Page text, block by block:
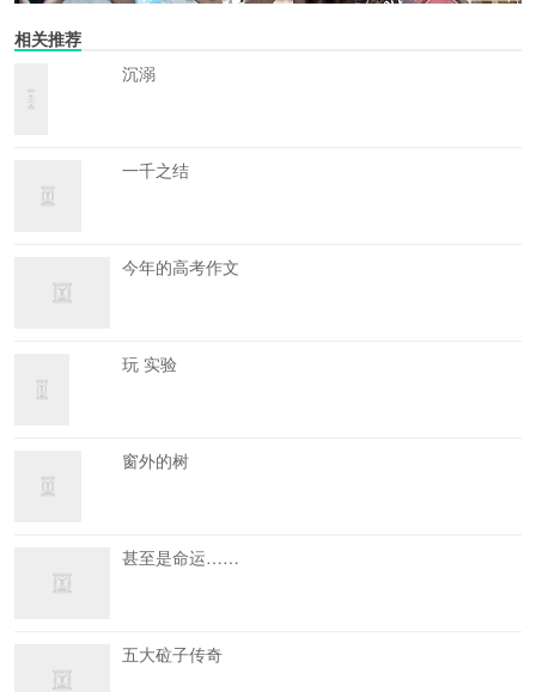
相关推荐
沉溺
一千之结
今年的高考作文
玩 实验
窗外的树
甚至是命运……
五大砬子传奇